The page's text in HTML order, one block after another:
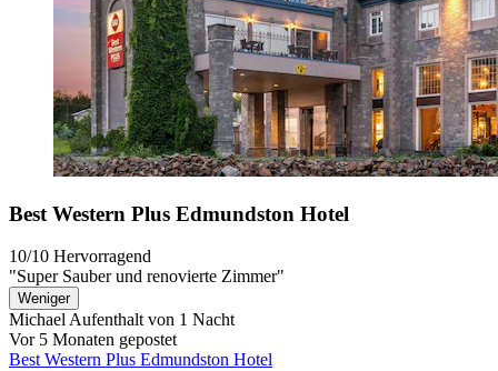
Best Western Plus Edmundston Hotel
10/10 Hervorragend
"Super Sauber und renovierte Zimmer"
Weniger
MichaelAufenthalt von 1 Nacht
Vor 5 Monaten gepostet
Best Western Plus Edmundston Hotel